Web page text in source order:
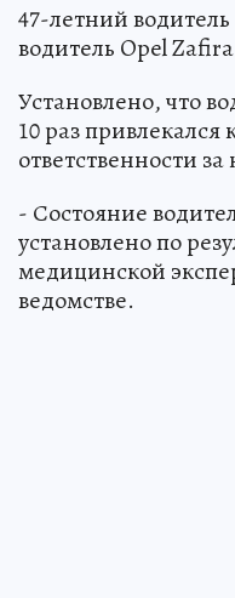
47-летний
водитель Opel
Установлено, что
10 раз
ответственности
- Состояние
установлено по
медицинской
ведомстве.